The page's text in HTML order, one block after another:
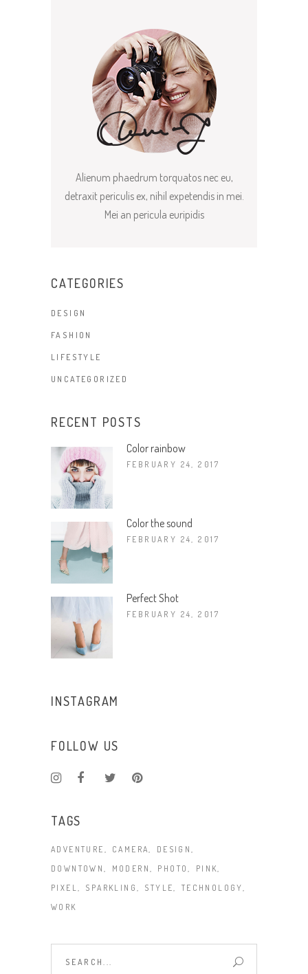
Alienum phaedrum torquatos nec eu,
detraxit periculis ex, nihil expetendis in mei.
Mei an pericula euripidis
CATEGORIES
DESIGN
FASHION
LIFESTYLE
UNCATEGORIZED
RECENT POSTS
Color rainbow
FEBRUARY 24, 2017
Color the sound
FEBRUARY 24, 2017
Perfect Shot
FEBRUARY 24, 2017
INSTAGRAM
FOLLOW US
TAGS
ADVENTURE CAMERA
DESIGN
DOWNTOWN
MODERN PHOTO
PINK
PIXEL
SPARKLING STYLE
TECHNOLOGY
WORK